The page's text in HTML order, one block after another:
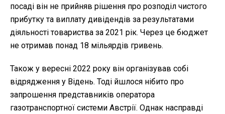
посаді він не прийняв рішення про розподіл чистого
прибутку та виплату дивідендів за результатами
діяльності товариства за 2021 рік. Через це бюджет
не отримав понад 18 мільярдів гривень.
Також у вересні 2022 року він організував собі
відрядження у Відень. Тоді йшлося нібито про
запрошення представників оператора
газотранспортної системи Австрії. Однак насправді